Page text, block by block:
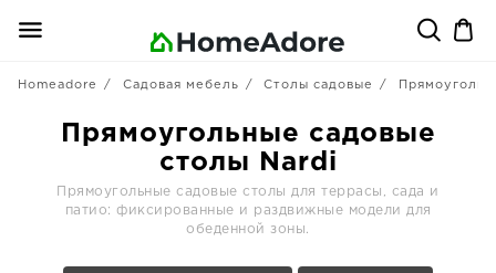
Homeadore Садовая мебель Столы садовые
Прямоугольные садовые
столы Nardi
Прямоугольные садовые столы для террасы, сада и
патио: фиксированные и раздвижные модели для
обеденной зоны.